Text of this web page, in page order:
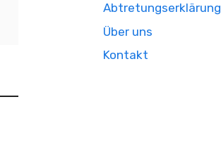
Abtretungserklärung
Über uns
Kontakt